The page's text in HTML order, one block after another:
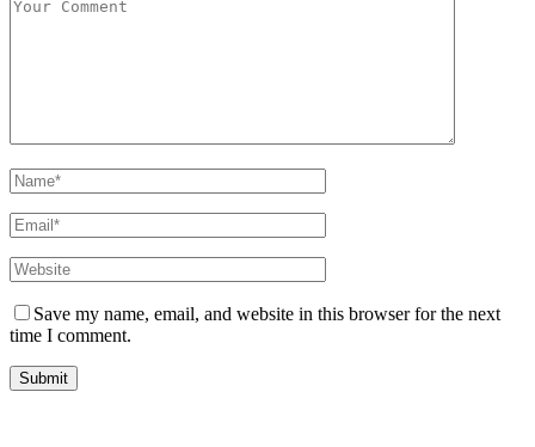
Save my name, email, and website in this browser for the next
time I comment.